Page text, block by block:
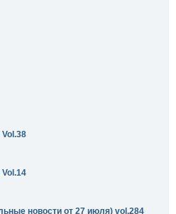
новости от 27 июля) vol.284